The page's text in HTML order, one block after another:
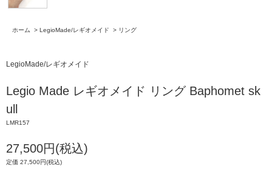
ホーム > LegioMade/レギオメイド > リング
LegioMade/レギオメイド
Legio Made レギオメイド リング Baphomet sk
ull
LMR157
27,500円(税込)
定価 27,500円(税込)